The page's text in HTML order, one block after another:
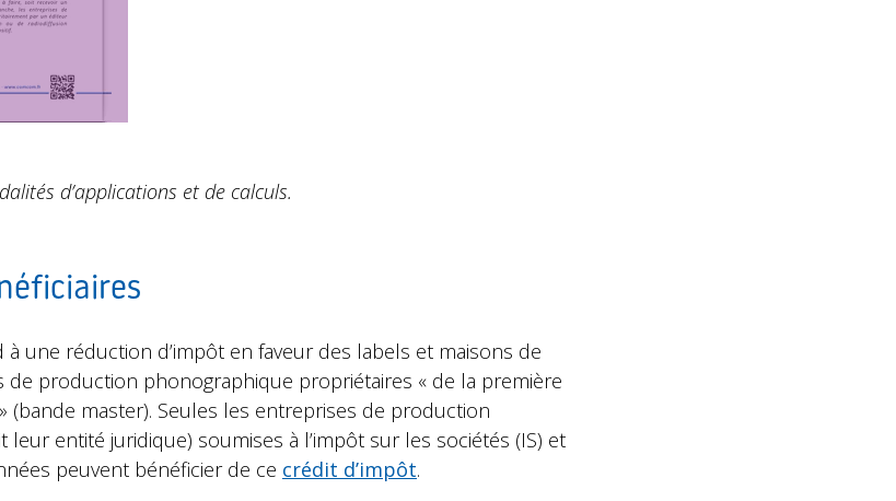
d’applications et de calculs.
une réduction d’impôt en faveur des labels et maisons de
de production phonographique propriétaires « de la première
(bande master). Seules les entreprises de production
entité juridique) soumises à l’impôt sur les sociétés (IS) et
peuvent bénéficier de ce crédit d’impôt.